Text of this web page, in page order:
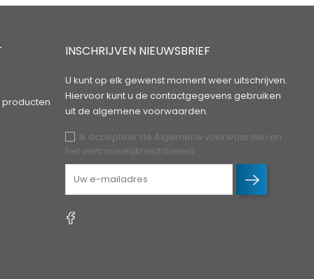
INSCHRIJVEN NIEUWSBRIEF
U kunt op elk gewenst moment weer uitschrijven.
Hiervoor kunt u de contactgegevens gebruiken
uit de algemene voorwaarden.
Ik accepteer de Algemene voorwaarden en
het vertrouwelijkheidsbeleid